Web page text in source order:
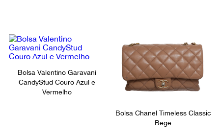
Ocasião
Dia a Dia
Bolsa Valentino Garavani
CandyStud Couro Azul e
Vermelho
Bolsa Chanel Timeless Classic
Bege